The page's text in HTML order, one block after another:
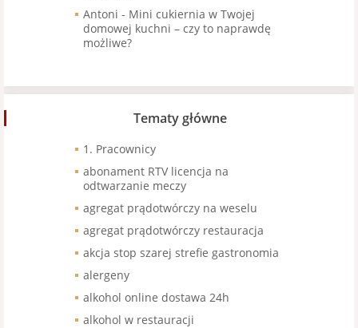
Antoni - Mini cukiernia w Twojej
domowej kuchni – czy to naprawdę
możliwe?
Tematy główne
1. Pracownicy
abonament RTV licencja na
odtwarzanie meczy
agregat prądotwórczy na weselu
agregat prądotwórczy restauracja
akcja stop szarej strefie gastronomia
alergeny
alkohol online dostawa 24h
alkohol w restauracji